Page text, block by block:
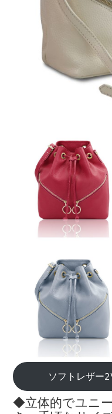
ソフトレザー
◆立体的でユニ